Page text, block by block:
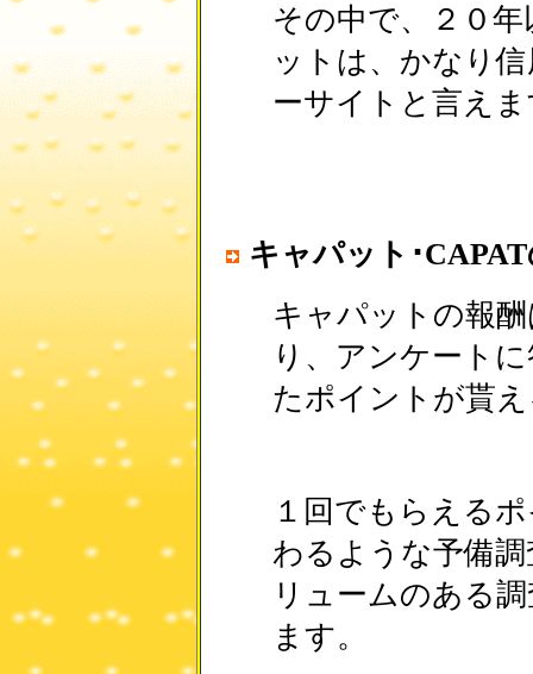
その中で、２０
ットは、かなり
ーサイトと言え
キャパット･
キャパットの報
り、アンケート
たポイントが貰
１回でもらえる
わるような予備
リュームのある
ます。